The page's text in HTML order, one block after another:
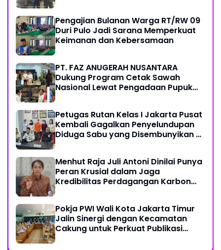
Pengajian Bulanan Warga RT/RW 09
Duri Pulo Jadi Sarana Memperkuat
Keimanan dan Kebersamaan
PT. FAZ ANUGERAH NUSANTARA
Dukung Program Cetak Sawah
Nasional Lewat Pengadaan Pupuk
Petugas Rutan Kelas I Jakarta Pusat
Kembali Gagalkan Penyelundupan
Diduga Sabu yang Disembunyikan di
Menhut Raja Juli Antoni Dinilai Punya
Peran Krusial dalam Jaga
Kredibilitas Perdagangan Karbon
Pokja PWI Wali Kota Jakarta Timur
Jalin Sinergi dengan Kecamatan
Cakung untuk Perkuat Publikasi